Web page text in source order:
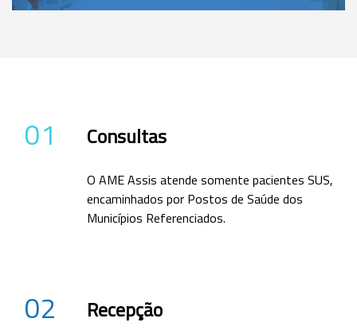
01 Consultas
O AME Assis atende somente pacientes SUS,
encaminhados por Postos de Saúde dos
Municípios Referenciados.
02 Recepção